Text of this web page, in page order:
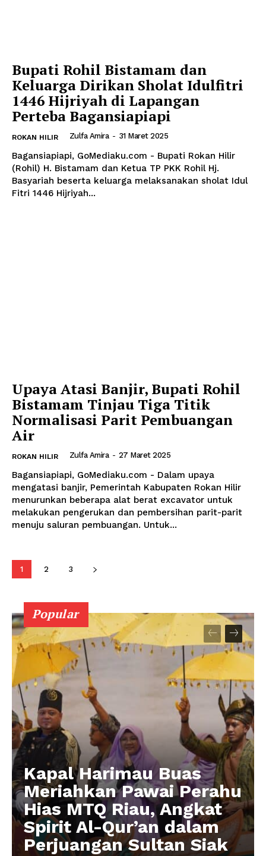
Bupati Rohil Bistamam dan
Keluarga Dirikan Sholat Idulfitri
1446 Hijriyah di Lapangan
Perteba Bagansiapiapi
ROKAN HILIR Zulfa Amira - 31 Maret 2025
Bagansiapiapi, GoMediaku.com - Bupati Rokan Hilir
(Rohil) H. Bistamam dan Ketua TP PKK Rohil Hj.
Basyariah beserta keluarga melaksanakan sholat Idul
Fitri 1446 Hijriyah...
Upaya Atasi Banjir, Bupati Rohil
Bistamam Tinjau Tiga Titik
Normalisasi Parit Pembuangan
Air
ROKAN HILIR Zulfa Amira - 27 Maret 2025
Bagansiapiapi, GoMediaku.com - Dalam upaya
mengatasi banjir, Pemerintah Kabupaten Rokan Hilir
menurunkan beberapa alat berat excavator untuk
melakukan pengerukan dan pembersihan parit-parit
menuju saluran pembuangan. Untuk...
1 2 3
Popular
Kapal Harimau Buas
Meriahkan Pawai Perahu
Hias MTQ Riau, Angkat
Spirit Al-Qur’an dalam
Perjuangan Sultan Siak